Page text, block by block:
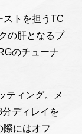
ストを担うTC
の肝となるプ
のチューナ
ティング。メ
分ディレイを
際にはオフ